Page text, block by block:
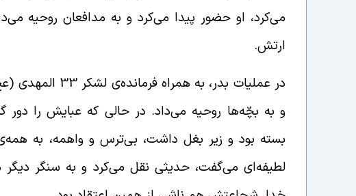
می‌کرد، او حضور پیدا می‌کرد و به مدافعان روحیه
ارتش.
در عملیات بدر،
و به بچّه‌ها روحیه می‌‌داد. در حالی که عبایش را
بسته بود و زیر بغل داشت، بی‌ترس و واهمه، به
لطیفه‌ای می‌گفت، حدیثی نقل می‌کرد و به سنگر